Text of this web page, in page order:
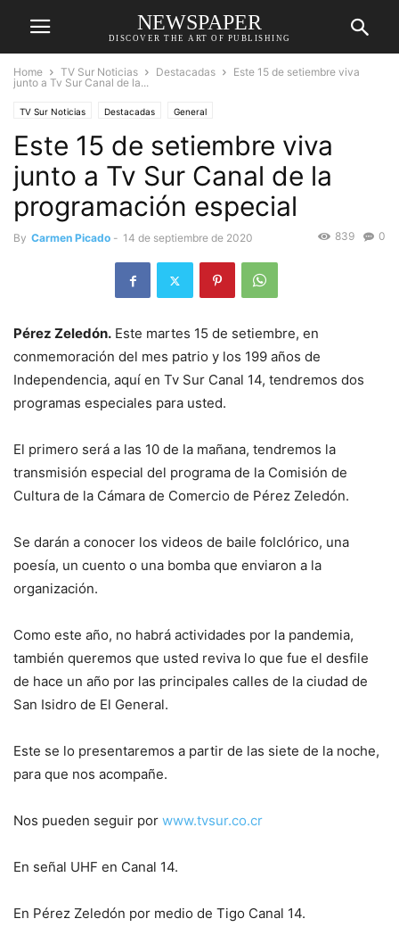
NEWSPAPER
DISCOVER THE ART OF PUBLISHING
Home TV Sur Noticias Destacadas
Este 15 de setiembre viva
junto a Tv Sur Canal de la...
TV Sur Noticias Destacadas General
Este 15 de setiembre viva
junto a Tv Sur Canal de la
programación especial
By Carmen Picado - 14 de septiembre de 2020 0
839
Pérez Zeledón. Este martes 15 de setiembre, en
conmemoración del mes patrio y los 199 años de
Independencia, aquí en Tv Sur Canal 14, tendremos dos
programas especiales para usted.
El primero será a las 10 de la mañana, tendremos la
transmisión especial del programa de la Comisión de
Cultura de la Cámara de Comercio de Pérez Zeledón.
Se darán a conocer los videos de baile folclórico, una
poesía, un cuento o una bomba que enviaron a la
organización.
Como este año, no habrá actividades por la pandemia,
también queremos que usted reviva lo que fue el desfile
de hace un año por las principales calles de la ciudad de
San Isidro de El General.
Este se lo presentaremos a partir de las siete de la noche,
para que nos acompañe.
Nos pueden seguir por www.tvsur.co.cr
En señal UHF en Canal 14.
En Pérez Zeledón por medio de Tigo Canal 14.